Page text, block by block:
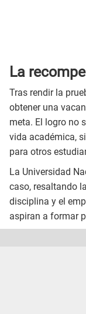
La
Tras rendir la
obtener una
meta. El logro no
vida académica,
para otros
La Universidad
caso, resaltando
disciplina y el
aspiran a formar